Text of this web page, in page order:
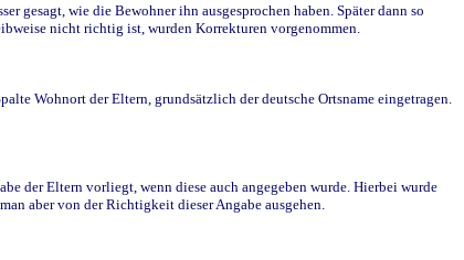
gesagt, wie die Bewohner ihn ausgesprochen haben. Später dann so
nicht richtig ist, wurden Korrekturen vorgenommen.
Wohnort der Eltern, grundsätzlich der deutsche Ortsname eingetragen.
der Eltern vorliegt, wenn diese auch angegeben wurde. Hierbei wurde
aber von der Richtigkeit dieser Angabe ausgehen.